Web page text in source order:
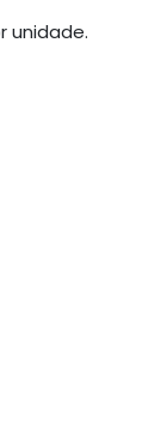
unidade.